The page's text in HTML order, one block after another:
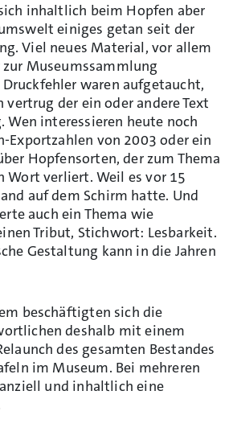
inhaltlich beim Hopfen aber
einiges getan seit der
Viel neues Material, vor allem
Museumssammlung
waren aufgetaucht,
vertrug der ein oder andere Text
Wen interessieren heute noch
Exportzahlen von 2003 oder ein
Hopfensorten, der zum Thema
Wort verliert. Weil es vor 15
auf dem Schirm hatte. Und
auch ein Thema wie
Tribut, Stichwort: Lesbarkeit.
Gestaltung kann in die Jahren
beschäftigten sich die
deshalb mit einem
des gesamten Bestandes
im Museum. Bei mehreren
und inhaltlich eine